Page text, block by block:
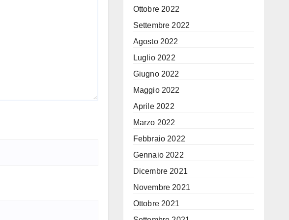
Ottobre 2022
Settembre 2022
Agosto 2022
Luglio 2022
Giugno 2022
Maggio 2022
Aprile 2022
Marzo 2022
Febbraio 2022
Gennaio 2022
Dicembre 2021
Novembre 2021
Ottobre 2021